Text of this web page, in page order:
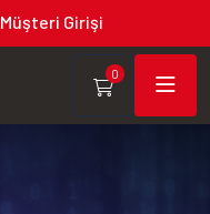
Müşteri Girişi
0